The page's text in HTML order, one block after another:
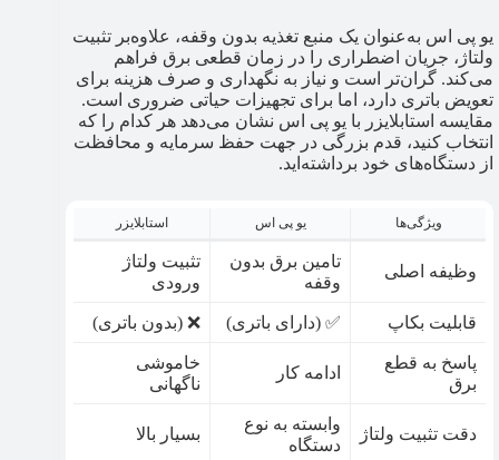
یو پی اس به‌عنوان یک منبع تغذیه بدون وقفه، علاوه‌بر تثبیت
ولتاژ، جریان اضطراری را در زمان قطعی برق فراهم
می‌کند. گران‌تر است و نیاز به نگهداری و صرف هزینه برای
تعویض باتری دارد، اما برای تجهیزات حیاتی ضروری است.
مقایسه استابلایزر با یو پی اس نشان می‌دهد هر کدام را که
انتخاب کنید، قدم بزرگی در جهت حفظ سرمایه و محافظت
از دستگاه‌های خود برداشته‌اید.
ویژگی‌ها یو پی اس استابلایزر
وظیفه اصلی
تامین برق بدون
وقفه
تثبیت ولتاژ
ورودی
قابلیت بکاپ ✅ (دارای باتری) ❌ (بدون باتری)
پاسخ به قطع
برق
ادامه کار
خاموشی
ناگهانی
دقت تثبیت ولتاژ
وابسته به نوع
دستگاه
بسیار بالا